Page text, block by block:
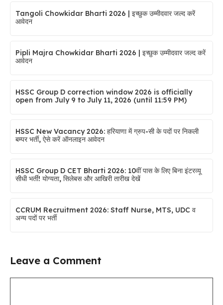
Tangoli Chowkidar Bharti 2026 | इच्छुक उम्मीदवार जल्द करें
आवेदन
Pipli Majra Chowkidar Bharti 2026 | इच्छुक उम्मीदवार जल्द करें
आवेदन
HSSC Group D correction window 2026 is officially
open from July 9 to July 11, 2026 (until 11:59 PM)
HSSC New Vacancy 2026: हरियाणा में ग्रुप-सी के पदों पर निकली
बम्पर भर्ती, ऐसे करें ऑनलाइन आवेदन
HSSC Group D CET Bharti 2026: 10वीं पास के लिए बिना इंटरव्यू
सीधी भर्ती! योग्यता, सिलेबस और आखिरी तारीख देखें
CCRUM Recruitment 2026: Staff Nurse, MTS, UDC व
अन्य पदों पर भर्ती
Leave a Comment